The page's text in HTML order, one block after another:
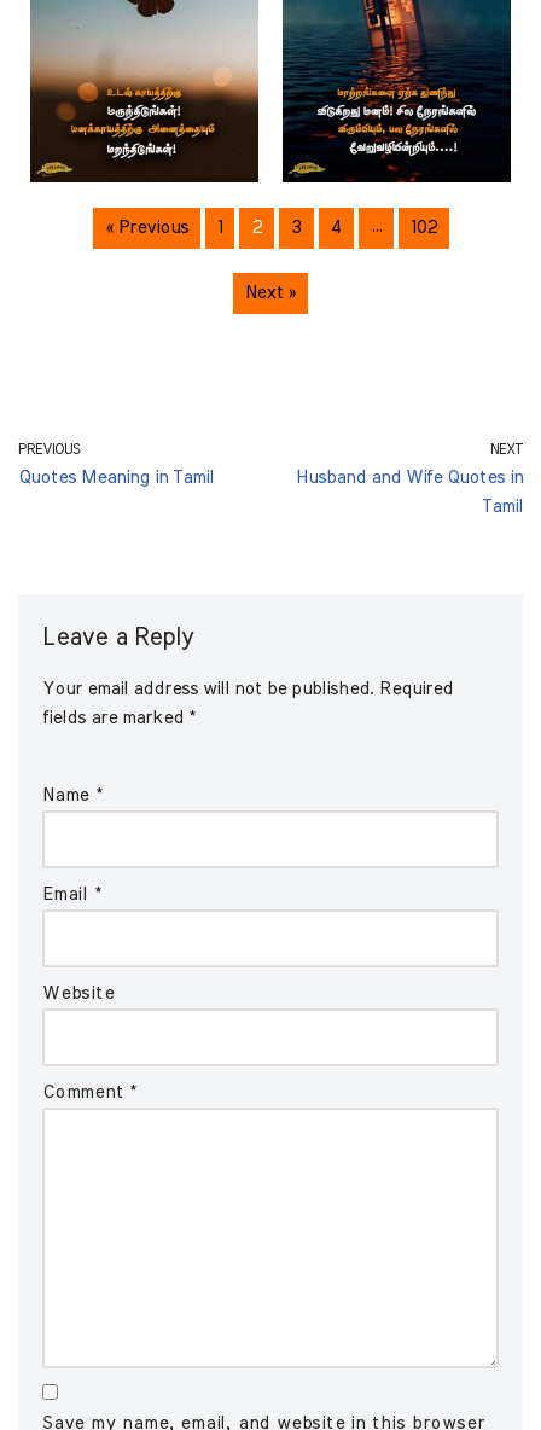
« Previous 1 2 3 4 … 102
Next »
PREVIOUS
Quotes Meaning in Tamil
NEXT
Husband and Wife Quotes in
Tamil
Leave a Reply
Your email address will not be published. Required
fields are marked *
Name *
Email *
Website
Comment *
Save my name, email, and website in this browser